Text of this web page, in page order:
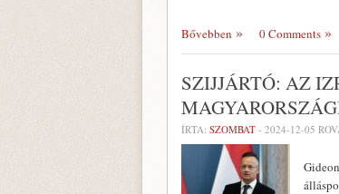
Bővebben 0 Comments
SZIJJÁRTÓ: AZ
ÍRTA: SZOMBAT - 2024-12-05